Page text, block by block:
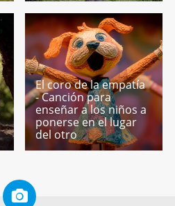
El coro de la empatía
- Canción para
enseñar a los niños a
ponerse en el lugar
del otro